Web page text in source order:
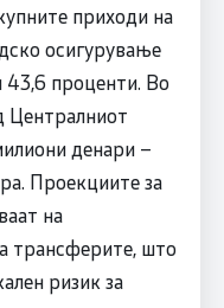
приходи на
осигурување
43,6 проценти. Во
Централниот
денари –
Проекциите за
на
трансферите, што
ризик за